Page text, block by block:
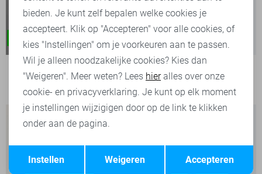
Only T-shirt
29,99
Terug Opslaan
bieden. Je kunt zelf bepalen welke cookies je
accepteert. Klik op "Accepteren" voor alle cookies, of
kies "Instellingen" om je voorkeuren aan te passen.
Wil je alleen noodzakelijke cookies? Kies dan
"Weigeren". Meer weten? Lees hieralles over onze
cookie- en privacyverklaring. Je kunt op elk moment
je instellingen wijzigigen door op de link te klikken
onder aan de pagina.
Accepteren
Weigeren
Instellen